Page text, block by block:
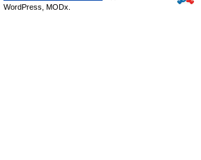
WordPress, MODx.